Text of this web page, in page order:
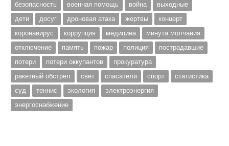
безопасность
военная помощь война
выходные
дети
досуг дроновая атака жертвы
концерт
коронавирус
коррупция медицина
минута молчания
отключение
память пожар полиция
пострадавшие
потери
потери оккупантов
прокуратура
ракетный обстрел
свет спасатели спорт
статистика
суд
теннис экология
электроэнергия
энергоснабжение